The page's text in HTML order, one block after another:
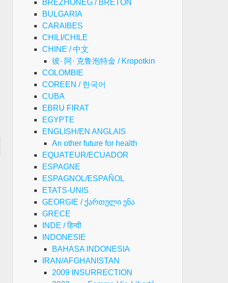
BREZHONEG / BRETON
BULGARIA
CARAIBES
CHILI/CHILE
CHINE / 中文
彼· 阿· 克鲁泡特金 / Kropotkin
COLOMBIE
COREEN / 한국어
CUBA
EBRU FIRAT
EGYPTE
ENGLISH/EN ANGLAIS
An other future for health
EQUATEUR/ECUADOR
ESPAGNE
ESPAGNOL/ESPAÑOL
ETATS-UNIS
GEORGIE / ქართული ენა
GRECE
INDE / हिन्दी
INDONESIE
BAHASA INDONESIA
IRAN/AFGHANISTAN
2009 INSURRECTION